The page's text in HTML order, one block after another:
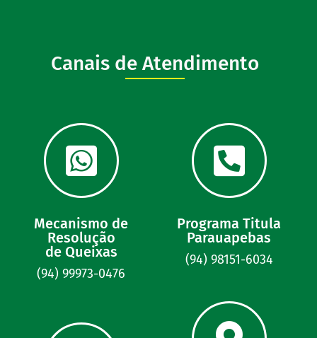
Canais de Atendimento
Mecanismo de
Resolução
de Queixas
(94) 99973-0476
Programa Titula
Parauapebas
(94) 98151-6034